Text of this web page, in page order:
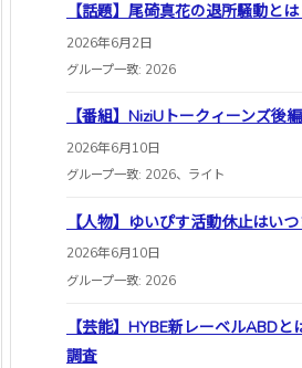
【話題】尾碕真花の退所騒動と
2026年6月2日
グループ一致: 2026
【番組】NiziUトークィーンズ後
2026年6月10日
グループ一致: 2026、ライト
【人物】ゆいぴす活動休止はい
2026年6月10日
グループ一致: 2026
【芸能】HYBE新レーベルABD
調査